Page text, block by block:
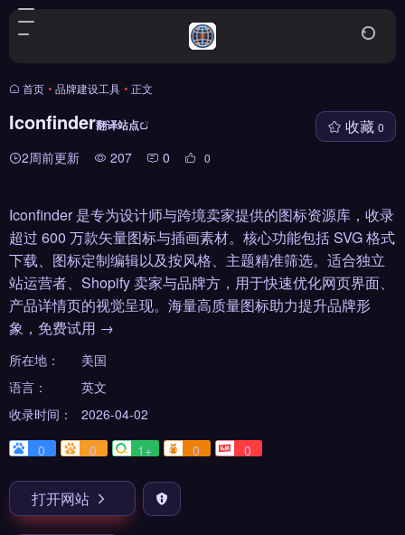
首页 • 品牌建设工具 • 正文
Iconfinder翻译站点
2周前更新 207 0 0
收藏 0
Iconfinder 是专为设计师与跨境卖家提供的图标资源库，收录
超过 600 万款矢量图标与插画素材。核心功能包括 SVG 格式
下载、图标定制编辑以及按风格、主题精准筛选。适合独立
站运营者、Shopify 卖家与品牌方，用于快速优化网页界面、
产品详情页的视觉呈现。海量高质量图标助力提升品牌形
象，免费试用 →
所在地：
美国
语言：
英文
收录时间：
2026-04-02
0
0 1+ 0 0
打开网站